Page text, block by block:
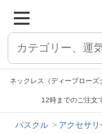
ネックレス（ディープローズ
12時までのご注文
パスクル アクセサリ